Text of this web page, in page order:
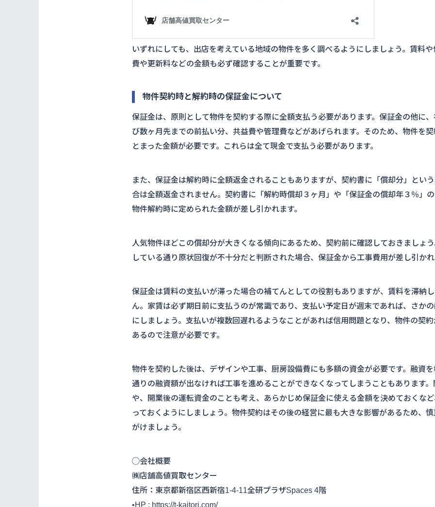
いずれにしても、出店を考えている地域の物件を多く調べるようにしましょう。賃料
費や更新料などの金額も必ず確認することが重要です。
物件契約時と解約時の保証金について
保証金は、原則として物件を契約する際に全額支払う必要があります。保証金の他に
び数ヶ月先までの前払い分、共益費や管理費などがあげられます。そのため、物件を
とまった金額が必要です。これらは全て現金で支払う必要があります。
また、保証金は解約時に全額返金されることもありますが、契約書に「償却分」とい
合は全額返金されません。契約書に「解約時償却３ヶ月」や「保証金の償却年３％」の
物件解約時に定められた金額が差し引かれます。
人気物件ほどこの償却分が大きくなる傾向にあるため、契約前に確認しておきましょ
している通り原状回復が不十分だと判断された場合、保証金から工事費用が差し引かれ
保証金は賃料の支払いが滞った場合の補てんとしての役割もありますが、賃料を滞納
ん。家賃は必ず期日前に支払うのが常識であり、支払い予定日が週末であれば、さか
にしましょう。支払いが複数回遅れるようなことがあれば信用問題となり、物件の契
あるので注意が必要です。
物件を契約した後は、デザインや工事、厨房設備費にも多額の資金が必要です。融資
通りの融資額が出なければ工事を進めることができなくなってしまうこともあります
や、開業後の運転資金のことも考え、あらかじめ保証金に使える金額を決めておくな
っておくようにしましょう。物件契約はその後の経営に最も大きな影響があるため、
がけましょう。
◯会社概要
㈱店舗高値買取センター
住所：東京都新宿区西新宿1-4-11全研プラザSpaces 4階
•HP : https://t-kaitori.com/